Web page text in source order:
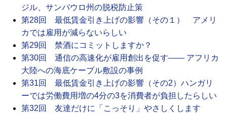
ジル、サンパウロ州の脱税防止策
第28回 最低賃金引き上げの影響（その１） アメリ
カでは雇用が減らないらしい
第29回 禁酒にコミットしますか？
第30回 通信の高速化が雇用創出を促す―― アフリカ
大陸への海底ケーブル敷設の事例
第31回 最低賃金引き上げの影響（その2）ハンガリ
ーでは労働費用増の4分の3を消費者が負担したらしい
第32回 友達だけに「こっそり」やさしくします